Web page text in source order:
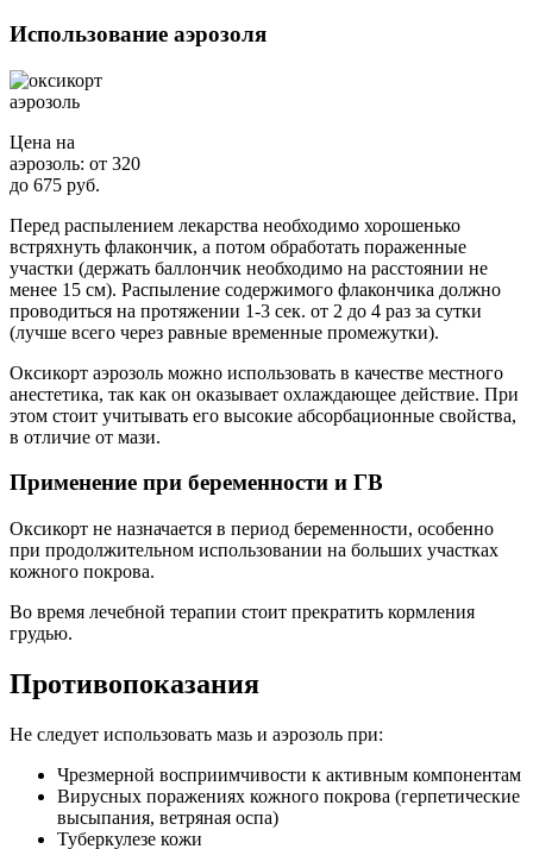
Использование аэрозоля
Цена на
аэрозоль: от 320
до 675 руб.
Перед распылением лекарства необходимо хорошенько
встряхнуть флакончик, а потом обработать пораженные
участки (держать баллончик необходимо на расстоянии не
менее 15 см). Распыление содержимого флакончика должно
проводиться на протяжении 1-3 сек. от 2 до 4 раз за сутки
(лучше всего через равные временные промежутки).
Оксикорт аэрозоль можно использовать в качестве местного
анестетика, так как он оказывает охлаждающее действие. При
этом стоит учитывать его высокие абсорбационные свойства,
в отличие от мази.
Применение при беременности и ГВ
Оксикорт не назначается в период беременности, особенно
при продолжительном использовании на больших участках
кожного покрова.
Во время лечебной терапии стоит прекратить кормления
грудью.
Противопоказания
Не следует использовать мазь и аэрозоль при:
Чрезмерной восприимчивости к активным компонентам
Вирусных поражениях кожного покрова (герпетические
высыпания, ветряная оспа)
Туберкулезе кожи